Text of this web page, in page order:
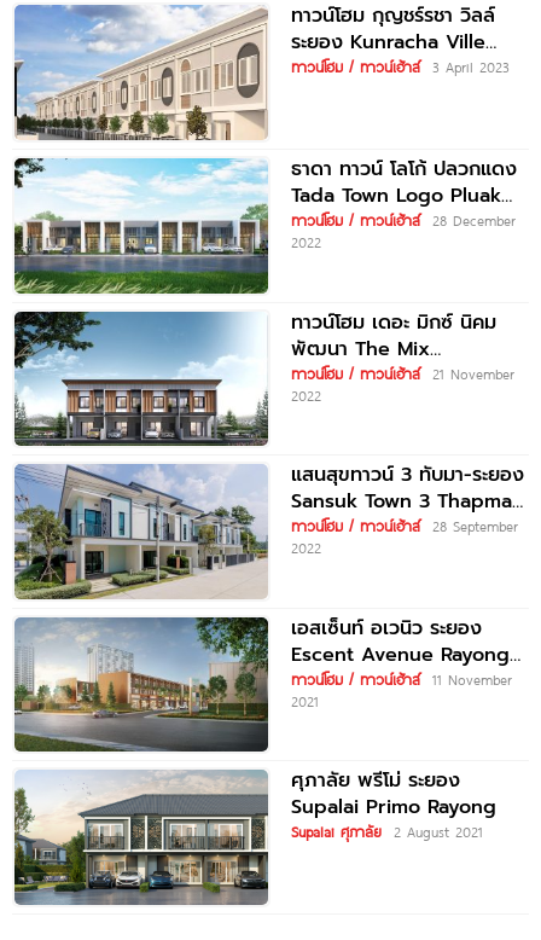
ทาวน์โฮม กุญชร์รชา วิลล์
ระยอง Kunracha Ville
Rayong ราคาเริ่ม 2.2 ล้าน
ทาวน์โฮม / ทาวน์เฮ้าส์ 3 April 2023
ธาดา ทาวน์ โลโก้ ปลวกแดง
Tada Town Logo Pluak
Daeng บ้านคุณภาพเยื้อง
โรงงาน
ทาวน์โฮม / ทาวน์เฮ้าส์ 28 December
2022
ทาวน์โฮม เดอะ มิกซ์ นิคม
พัฒนา The Mix
Nikompattana ราคาเริ่มต้น
1.35 ล้านบาท*
ทาวน์โฮม / ทาวน์เฮ้าส์
21 November
2022
แสนสุขทาวน์ 3 ทับมา-ระยอง
Sansuk Town 3 Thapma-
Rayong ราคาเริ่มต้น 1.99
ล้านบาท*
ทาวน์โฮม / ทาวน์เฮ้าส์ 28 September
2022
เอสเซ็นท์ อเวนิว ระยอง
Escent Avenue Rayong
โฮมออฟฟิศใหม่ ใจกลาง
เมืองระยอง เริ่ม 6.99
ทาวน์โฮม / ทาวน์เฮ้าส์ 11 November
2021
ศุภาลัย พรีโม่ ระยอง
Supalai Primo Rayong
Supalai ศุภาลัย 2 August 2021